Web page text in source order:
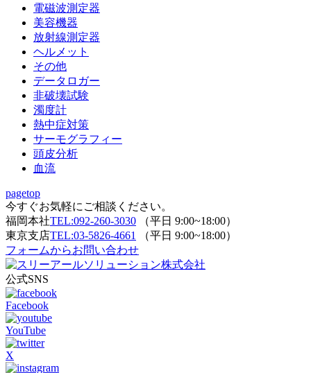
電磁波測定器
美容機器
放射線測定器
ヘルメット
その他
データロガー
非破壊試験
濁度計
熱中症対策
サーモグラフィー
頭皮分析
血流
pagetop
今すぐお気軽にご相談ください。
福岡本社TEL:092-260-3030 （平日 9:00~18:00）
東京支店TEL:03-5826-4661
（平日 9:00~18:00）
フォームからお問い合わせ
公式SNS
Facebook
YouTube
X